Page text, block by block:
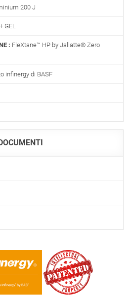
200 J
GEL
: FleXtane™ HP by Jallatte® Zero
infinergy di BASF